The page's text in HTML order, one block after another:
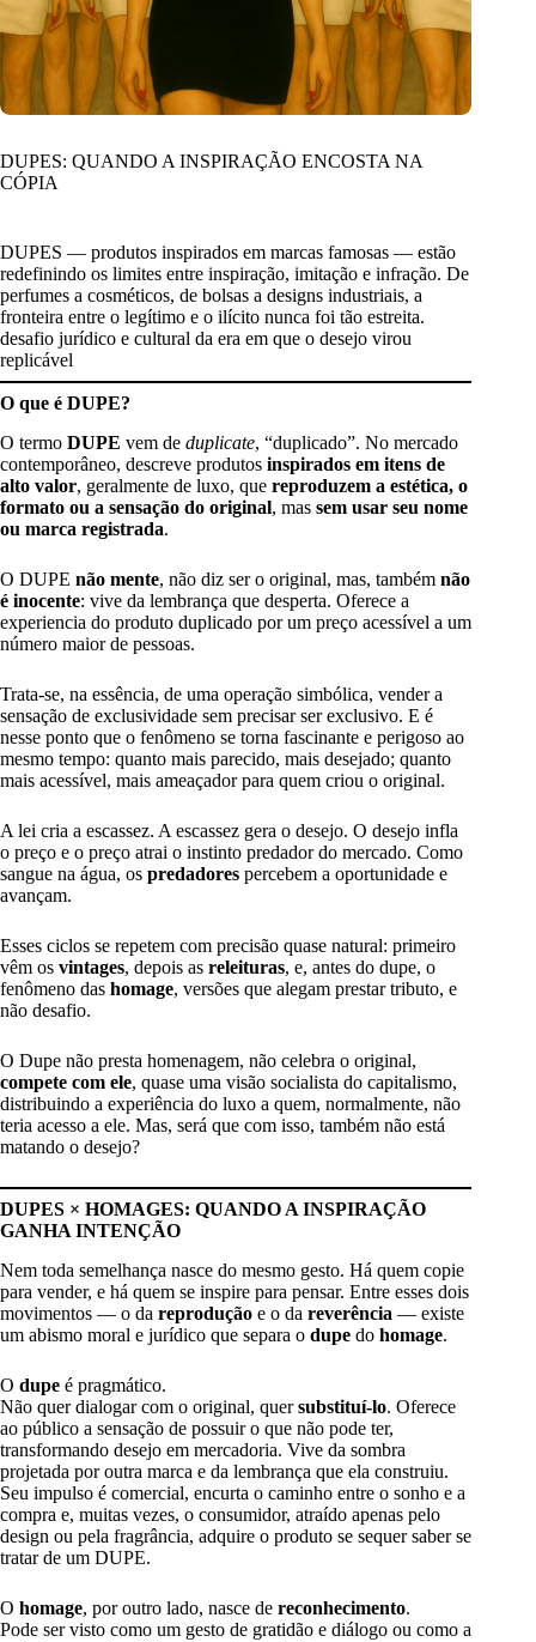
DUPES: QUANDO A INSPIRAÇÃO ENCOSTA NA
CÓPIA
DUPES — produtos inspirados em marcas famosas — estão
redefinindo os limites entre inspiração, imitação e infração. De
perfumes a cosméticos, de bolsas a designs industriais, a
fronteira entre o legítimo e o ilícito nunca foi tão estreita.
desafio jurídico e cultural da era em que o desejo virou
replicável
O que é DUPE?
O termo DUPE vem de duplicate, “duplicado”. No mercado
contemporâneo, descreve produtos inspirados em itens de
alto valor, geralmente de luxo, que reproduzem a estética, o
formato ou a sensação do original, mas sem usar seu nome
ou marca registrada.
O DUPE não mente, não diz ser o original, mas, também não
é inocente: vive da lembrança que desperta. Oferece a
experiencia do produto duplicado por um preço acessível a um
número maior de pessoas.
Trata-se, na essência, de uma operação simbólica, vender a
sensação de exclusividade sem precisar ser exclusivo. E é
nesse ponto que o fenômeno se torna fascinante e perigoso ao
mesmo tempo: quanto mais parecido, mais desejado; quanto
mais acessível, mais ameaçador para quem criou o original.
A lei cria a escassez. A escassez gera o desejo. O desejo infla
o preço e o preço atrai o instinto predador do mercado. Como
sangue na água, os predadores percebem a oportunidade e
avançam.
Esses ciclos se repetem com precisão quase natural: primeiro
vêm os vintages, depois as releituras, e, antes do dupe, o
fenômeno das homage, versões que alegam prestar tributo, e
não desafio.
O Dupe não presta homenagem, não celebra o original,
compete com ele, quase uma visão socialista do capitalismo,
distribuindo a experiência do luxo a quem, normalmente, não
teria acesso a ele. Mas, será que com isso, também não está
matando o desejo?
DUPES × HOMAGES: QUANDO A INSPIRAÇÃO
GANHA INTENÇÃO
Nem toda semelhança nasce do mesmo gesto. Há quem copie
para vender, e há quem se inspire para pensar. Entre esses dois
movimentos — o da reprodução e o da reverência — existe
um abismo moral e jurídico que separa o dupe do homage.
O dupe é pragmático.
Não quer dialogar com o original, quersubstituí-lo. Oferece
ao público a sensação de possuir o que não pode ter,
transformando desejo em mercadoria. Vive da sombra
projetada por outra marca e da lembrança que ela construiu.
Seu impulso é comercial, encurta o caminho entre o sonho e a
compra e, muitas vezes, o consumidor, atraído apenas pelo
design ou pela fragrância, adquire o produto se sequer saber se
tratar de um DUPE.
O homage, por outro lado, nasce de reconhecimento.
Pode ser visto como um gesto de gratidão e diálogo ou como a